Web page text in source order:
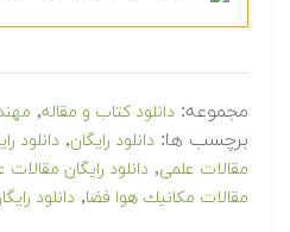
مجموعه: دانلود کتاب و مقاله,
برچسب ها: دانلود رایگان, دانلود
مقالات علمی, دانلود رایگان
مقالات مكانيك هوا فضا, دانلود